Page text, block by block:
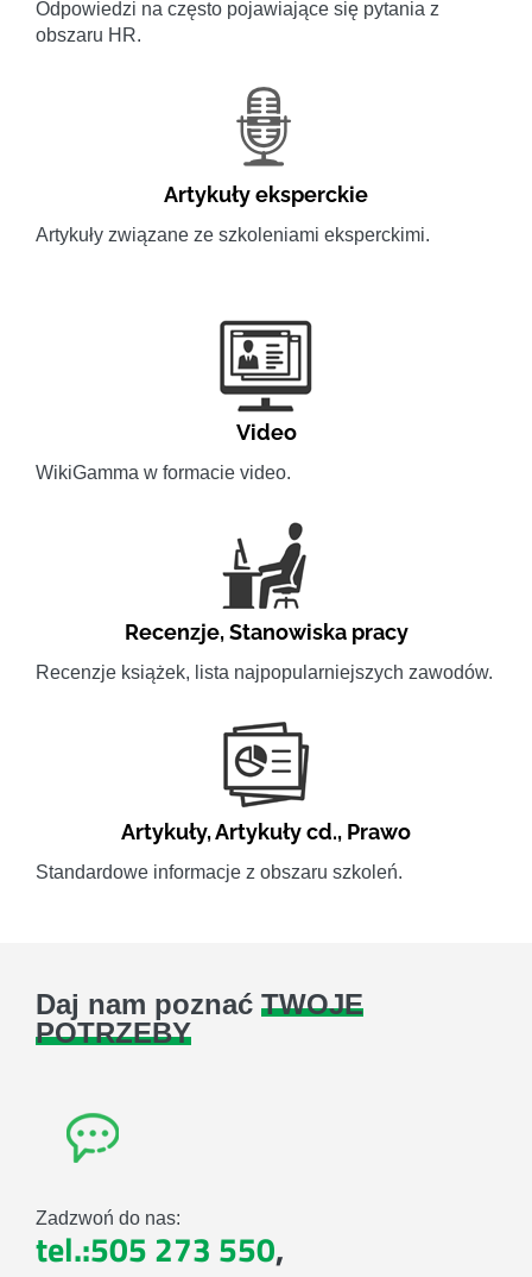
Odpowiedzi na często pojawiające się pytania z
obszaru HR.
Artykuły eksperckie
Artykuły związane ze szkoleniami eksperckimi.
Video
WikiGamma w formacie video.
Recenzje,Stanowiska pracy
Recenzje książek, lista najpopularniejszych zawodów.
Artykuły,Artykuły cd., Prawo
Standardowe informacje z obszaru szkoleń.
Daj nam poznać TWOJE
POTRZEBY
Zadzwoń do nas:
tel.:505 273 550,